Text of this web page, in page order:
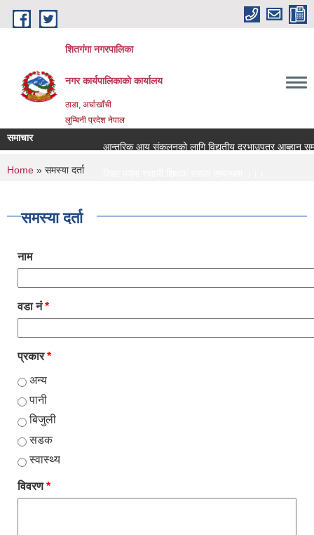
Skip to main content
शितगंगा नगरपालिका
नगर कार्यपालिकाकाे कार्यालय
ठाडा, अर्घाखाँची
लुम्बिनी प्रदेश नेपाल
समाचार
आन्तरिक आय संकलनको लागि विद्युतीय दरभाउपत्र आब्हान
You are here
Home » समस्या दर्ता
समस्या दर्ता
नाम
वडा नं*
प्रकार*
अन्य
पानी
बिजुली
सडक
स्वास्थ्य
विवरण*